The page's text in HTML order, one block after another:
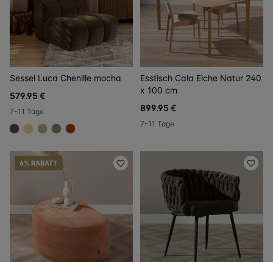
Sessel Luca Chenille mocha
579.95 €
7-11 Tage
#6a3d58
#ffcba4
#c2b280
#808a5d
#ac3c17
Esstisch Cala Eiche Natur 240
x 100 cm
899.95 €
7-11 Tage
6% RABATT